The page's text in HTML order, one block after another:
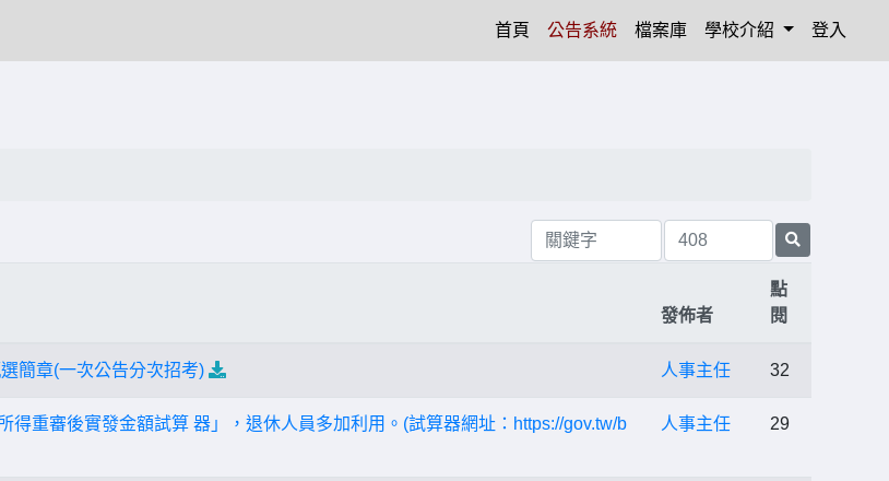
首頁 (current)
公告系統 檔案庫 學校介紹 登入
發佈者
點
閱
簡章(一次公告分次招考) 人事主任 32
得重審後實發金額試算 器」，退休人員多加利用。(試算器網址：https://gov.tw/b
人事主任 29